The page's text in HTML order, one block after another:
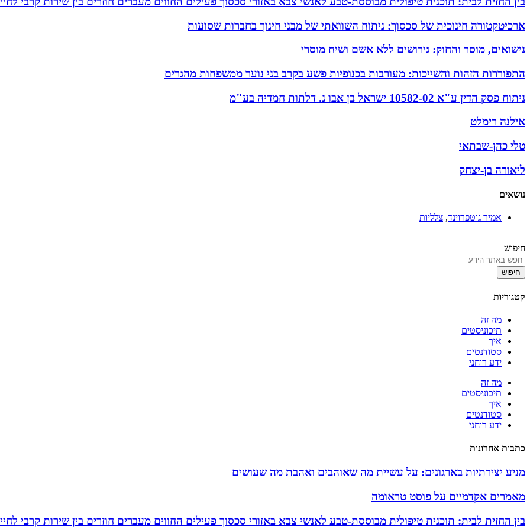
ארכיטקטורה חינוכית של סכסוך: ניתוח השוואתי של מבני חינוך בחברות שסועות
נישואים, מוסר והחוק: גירושים ללא אשם ושיח מוסרי
התפוררות הזהות והשייכות: מעורבות בכנופיות פשע בקרב בני נוער ממשפחות מהגרים
ניתוח פסק הדין ע"א 10582-02 ישראל בן אבו נ. דלתות חמדיה בע"מ
אילנה רימלט
טלי כהן-שבתאי
ליאורה בן-יצחק
נושאים
אמיר גוטפרוינד, צלליות
חיפוש
חיפוש
קטגוריות
מה זה
תיכוניסטים
איך
סטודנטים
ידע רוחני
מה זה
תיכוניסטים
איך
סטודנטים
ידע רוחני
כתבות אחרונות
מניע יצירתיות בארגונים: על עשיית מה שאוהבים ואהבת מה שעושים
מאמרים אקדמיים על פוסט טראומה
בין החזית לבית: תוכנית טיפולית מבוססת-טבע לאנשי צבא באזורי סכסוך פעילים החווים מעברים חוזרים בין שירות קרבי